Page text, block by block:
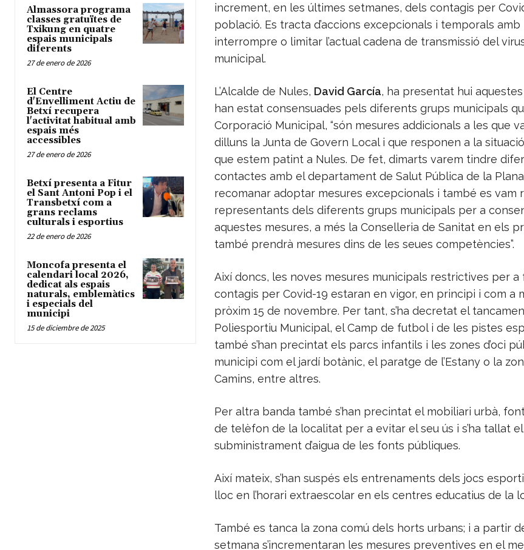
Almassora programa
classes gratuïtes de
Txikung en quatre
espais municipals
diferents
27 de enero de 2026
El Centre
d'Envelliment Actiu de
Betxí recupera
l'activitat habitual amb
espais més
accessibles
27 de enero de 2026
Betxí presenta a Fitur
el Sant Antoni Pop i el
Transbetxí com a
grans reclams
culturals i esportius
22 de enero de 2026
Moncofa presenta el
calendari local 2026,
dedicat als espais
naturals, emblemàtics
i especials del
municipi
15 de diciembre de 2025
increment, en les últimes setmanes, dels contagis per
població. Es tracta d’accions excepcionals i temporals
interrompre o limitar l’actual cadena de transmissió del
municipal.
L’Alcalde de Nules, David García, ha presentat hui
han estat consensuades pels diferents grups municipals
Corporació Municipal, “són mesures addicionals a les que
dilluns la Junta de Govern Local i que responen a la
que estem patint a Nules. De fet, dimarts varem tindre
contactes amb el departament de Salut Pública de la
recomanar adoptar mesures excepcionals i també es vam
representants dels diferents grups municipals per a
aquestes mesures, a més la Conselleria de Sanitat en els
també prendrà mesures dins de les seues competències”.
Així doncs, les noves mesures municipals restrictives per a
contagis per Covid-19 estaran en vigor, en principi i com a
pròxim 15 de novembre. Per tant, s’ha decretat el
Poliesportiu Municipal, el Camp de futbol i de les pistes
també s’han precintat els parcs infantils i les zones d’oci
municipi com el jardí botànic, el paratge de l’Estany o la
Camins, entre altres.
Per altra banda també s’han precintat el mobiliari urbà,
de telèfon de la localitat per a evitar el seu ús i s’ha tallat el
subministrament d’aigua de les fonts públiques.
Així mateix, s’han suspés els entrenaments dels jocs
lloc en l’horari extraescolar en els centres educatius de la
També es tanca la zona comú dels horts urbans; i a partir
setmana s’incrementaran les mesures preventives en el